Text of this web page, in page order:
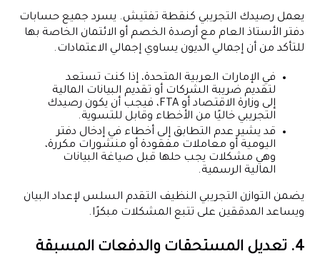
يعمل رصيدك التجريبي كنقطة تفتيش. يسرد جميع حسابات
دفتر الأستاذ العام مع أرصدة الخصم أو الائتمان الخاصة بها
للتأكد من أن إجمالي الديون يساوي إجمالي الاعتمادات.
في الإمارات العربية المتحدة، إذا كنت تستعد
لتقديم ضريبة الشركات أو تقديم البيانات المالية
إلى وزارة الاقتصاد أو FTA، فيجب أن يكون رصيدك
التجريبي خاليًا من الأخطاء وقابل للتسوية.
قد يشير عدم التطابق إلى أخطاء في إدخال دفتر
اليومية أو معاملات مفقودة أو منشورات مكررة،
وهي مشكلات يجب حلها قبل صياغة البيانات
المالية الرسمية.
يضمن التوازن التجريبي النظيف التقدم السلس لإعداد البيان
ويساعد المدققين على تتبع المشكلات مبكرًا.
4. تعديل المستحقات والدفعات المسبقة